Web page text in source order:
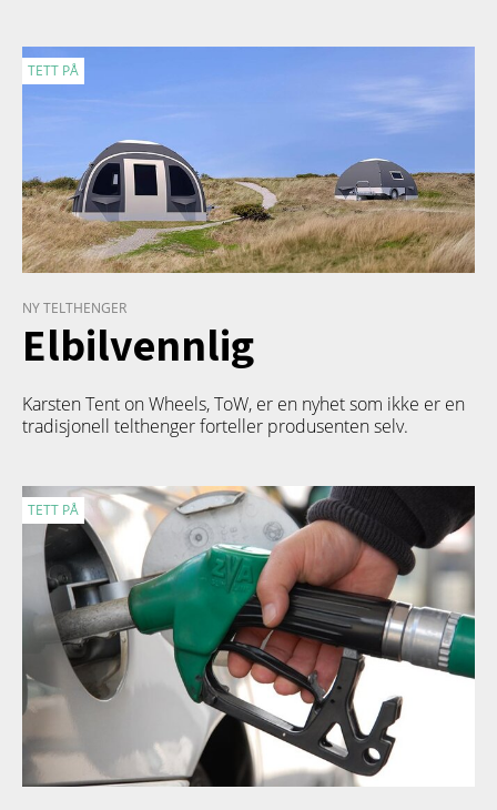
TETT PÅ
NY TELTHENGER
Elbilvennlig
Karsten Tent on Wheels, ToW, er en nyhet som ikke er en
tradisjonell telthenger forteller produsenten selv.
TETT PÅ